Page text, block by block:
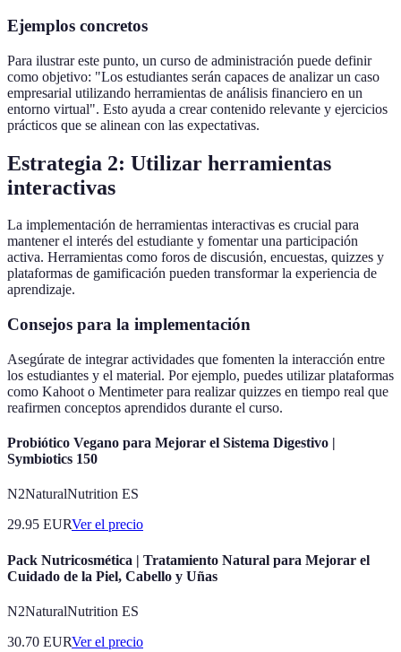
Ejemplos concretos
Para ilustrar este punto, un curso de administración puede definir
como objetivo: "Los estudiantes serán capaces de analizar un caso
empresarial utilizando herramientas de análisis financiero en un
entorno virtual". Esto ayuda a crear contenido relevante y ejercicios
prácticos que se alinean con las expectativas.
Estrategia 2: Utilizar herramientas
interactivas
La implementación de herramientas interactivas es crucial para
mantener el interés del estudiante y fomentar una participación
activa. Herramientas como foros de discusión, encuestas, quizzes y
plataformas de gamificación pueden transformar la experiencia de
aprendizaje.
Consejos para la implementación
Asegúrate de integrar actividades que fomenten la interacción entre
los estudiantes y el material. Por ejemplo, puedes utilizar plataformas
como Kahoot o Mentimeter para realizar quizzes en tiempo real que
reafirmen conceptos aprendidos durante el curso.
Probiótico Vegano para Mejorar el Sistema Digestivo |
Symbiotics 150
N2NaturalNutrition ES
29.95 EURVer el precio
Pack Nutricosmética | Tratamiento Natural para Mejorar el
Cuidado de la Piel, Cabello y Uñas
N2NaturalNutrition ES
30.70 EURVer el precio